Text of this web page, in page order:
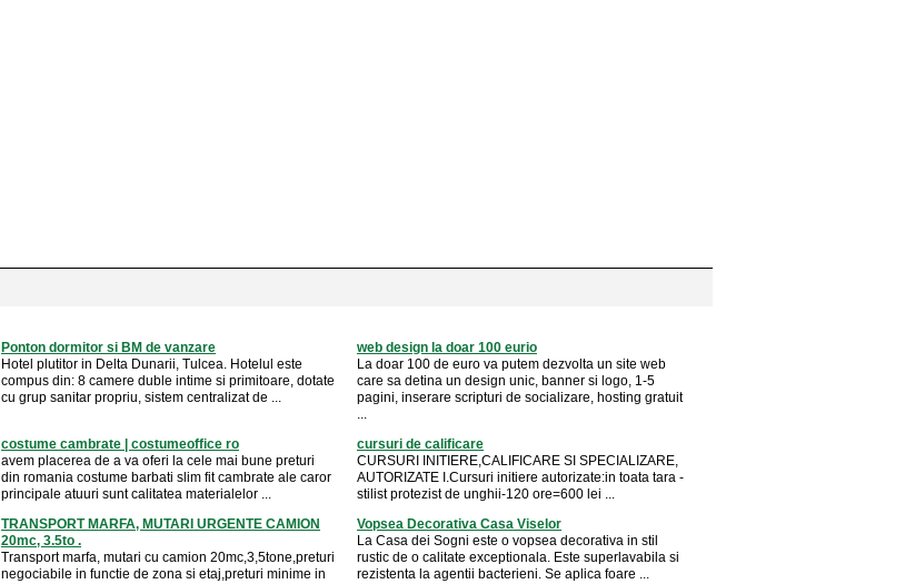
Ponton dormitor si BM de vanzare
Hotel plutitor in Delta Dunarii, Tulcea. Hotelul este
compus din: 8 camere duble intime si primitoare, dotate
cu grup sanitar propriu, sistem centralizat de ...
web design la doar 100 eurio
La doar 100 de euro va putem dezvolta un site web
care sa detina un design unic, banner si logo, 1-5
pagini, inserare scripturi de socializare, hosting gratuit
...
costume cambrate | costumeoffice ro
avem placerea de a va oferi la cele mai bune preturi
din romania costume barbati slim fit cambrate ale caror
principale atuuri sunt calitatea materialelor ...
cursuri de calificare
CURSURI INITIERE,CALIFICARE SI SPECIALIZARE,
AUTORIZATE I.Cursuri initiere autorizate:in toata tara -
stilist protezist de unghii-120 ore=600 lei ...
TRANSPORT MARFA, MUTARI URGENTE CAMION
20mc, 3.5to .
Transport marfa, mutari cu camion 20mc,3,5tone,preturi
negociabile in functie de zona si etaj,preturi minime in
Vopsea Decorativa Casa Viselor
La Casa dei Sogni este o vopsea decorativa in stil
rustic de o calitate exceptionala. Este superlavabila si
rezistenta la agentii bacterieni. Se aplica foare ...